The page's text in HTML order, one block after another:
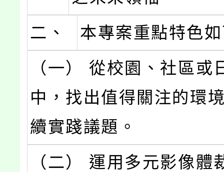
二、
本專案重點特色
（一） 從校園、社區或
中，找出值得關注的環
續實踐議題。
（二） 運用多元影像體